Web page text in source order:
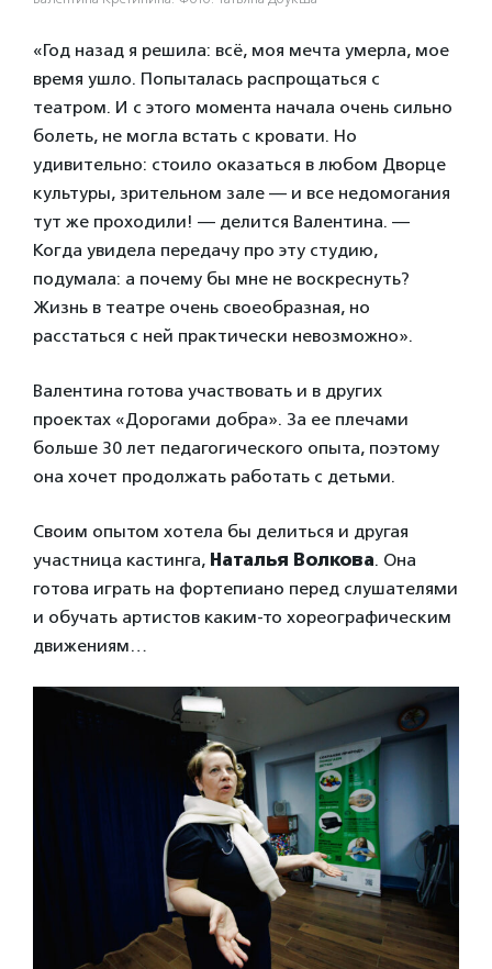
«Год назад я решила: всё, моя мечта умерла, мое
время ушло. Попыталась распрощаться с
театром. И с этого момента начала очень сильно
болеть, не могла встать с кровати. Но
удивительно: стоило оказаться в любом Дворце
культуры, зрительном зале — и все недомогания
тут же проходили! — делится Валентина. —
Когда увидела передачу про эту студию,
подумала: а почему бы мне не воскреснуть?
Жизнь в театре очень своеобразная, но
расстаться с ней практически невозможно».
Валентина готова участвовать и в других
проектах «Дорогами добра». За ее плечами
больше 30 лет педагогического опыта, поэтому
она хочет продолжать работать с детьми.
Своим опытом хотела бы делиться и другая
участница кастинга, Наталья Волкова. Она
готова играть на фортепиано перед слушателями
и обучать артистов каким-то хореографическим
движениям…